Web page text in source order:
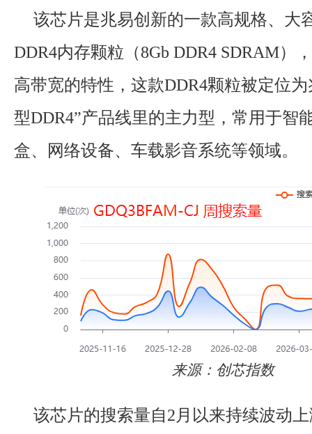
该芯片是兆易创新的一款高规格、大
DDR4内存颗粒（8Gb DDR4 SDRAM）
高带宽的特性，这款DDR4颗粒被定位
型DDR4”产品线里的主力型，常用于智
盒、网络设备、车载影音系统等领域。
来源：创芯指数
该芯片的搜索量自2月以来持续波动